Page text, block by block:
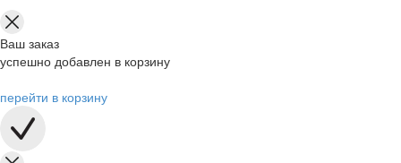
Ваш заказ
успешно добавлен в корзину
перейти в корзину